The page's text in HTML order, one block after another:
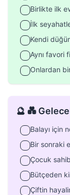
Birlikte ilk
İlk
Kendi
Aynı favori
Onlardan
🔮 💑
Balayı için
Bir sonraki
Çocuk
Bütçeden
Çiftin